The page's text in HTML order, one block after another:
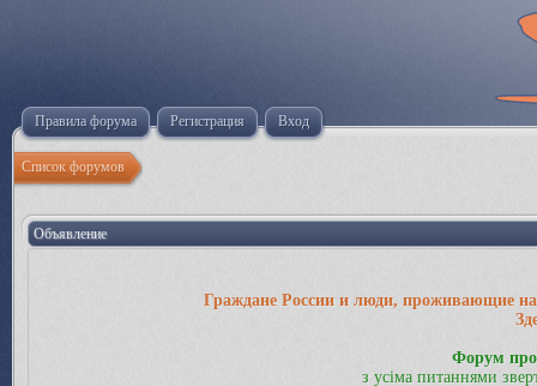
Правила форума Регистрация Вход
Список форумов
Объявление
Граждане России и люди, проживающие на
Форум
з усіма питаннями